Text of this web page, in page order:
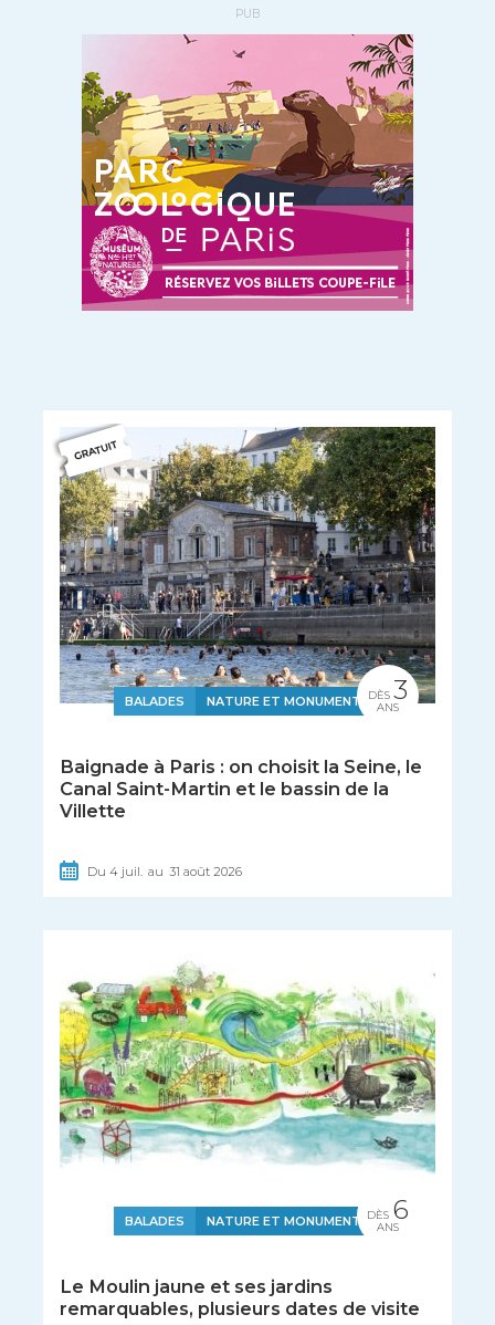
PUB
BALADES NATURE ET MONUMENTS
Baignade à Paris : on choisit la Seine, le
Canal Saint-Martin et le bassin de la
Villette
Du4 juil. au 31août 2026
DÈS 3
ANS
BALADES NATURE ET MONUMENTS
Le Moulin jaune et ses jardins
remarquables, plusieurs dates de visite
DÈS 6
ANS